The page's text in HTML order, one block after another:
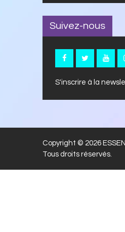
Suivez-nous
S'inscrire à la
Copyright © 2026
Tous droits réservés.